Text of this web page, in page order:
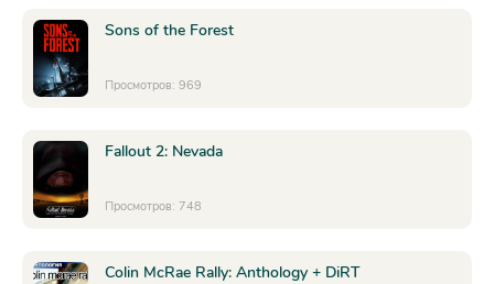
Sons of the Forest
Просмотров: 969
Fallout 2: Nevada
Просмотров: 748
Colin McRae Rally: Anthology + DiRT